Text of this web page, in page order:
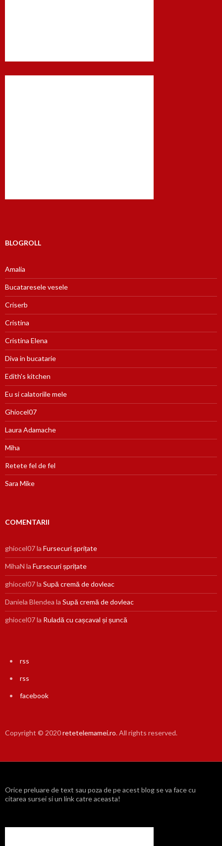
BLOGROLL
Amalia
Bucataresele vesele
Criserb
Cristina
Cristina Elena
Diva in bucatarie
Edith's kitchen
Eu si calatoriile mele
Ghiocel07
Laura Adamache
Miha
Retete fel de fel
Sara Mike
COMENTARII
ghiocel07la Fursecuri șprițate
MihaN la Fursecuri șprițate
ghiocel07la Supă cremă de dovleac
Daniela Blendea la Supă cremă de dovleac
ghiocel07la Ruladă cu cașcaval și șuncă
rss
rss
facebook
Copyright © 2020retetelemamei.ro. All rights reserved.
Orice preluare de text sau poza de pe acest blog se va face cu
citarea sursei si un link catre aceasta!